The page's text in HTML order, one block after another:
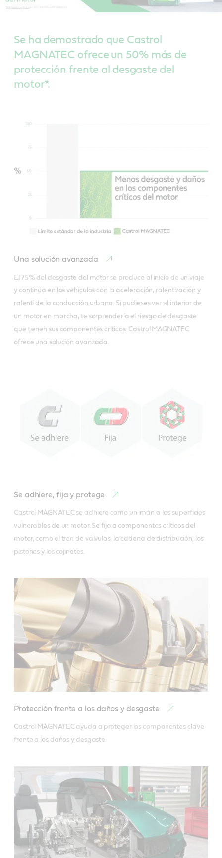
Se ha demostrado que Castrol
MAGNATEC ofrece un 50% más de
protección frente al desgaste del
motor*.
Una solución avanzada
El 75% del desgaste del motor se produce al inicio de un viaje
y continúa en los vehículos con la aceleración, ralentización y
ralentí de la conducción urbana. Si pudieses ver el interior de
un motor en marcha, te sorprendería el riesgo de desgaste
que tienen sus componentes críticos. Castrol MAGNATEC
ofrece una solución avanzada.
Se adhiere, fija y protege
Castrol MAGNATEC se adhiere como un imán a las superficies
vulnerables de un motor. Se fija a componentes críticos del
motor, como el tren de válvulas, la cadena de distribución, los
pistones y los cojinetes.
Protección frente a los daños y desgaste
Castrol MAGNATEC ayuda a proteger los componentes clave
frente a los daños y desgaste.